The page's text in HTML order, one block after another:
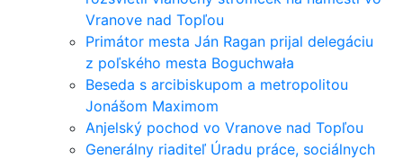
Vranove nad Topľou
Primátor mesta Ján Ragan prijal delegáciu
z poľského mesta Boguchwała
Beseda s arcibiskupom a metropolitou
Jonášom Maximom
Anjelský pochod vo Vranove nad Topľou
Generálny riaditeľ Úradu práce, sociálnych